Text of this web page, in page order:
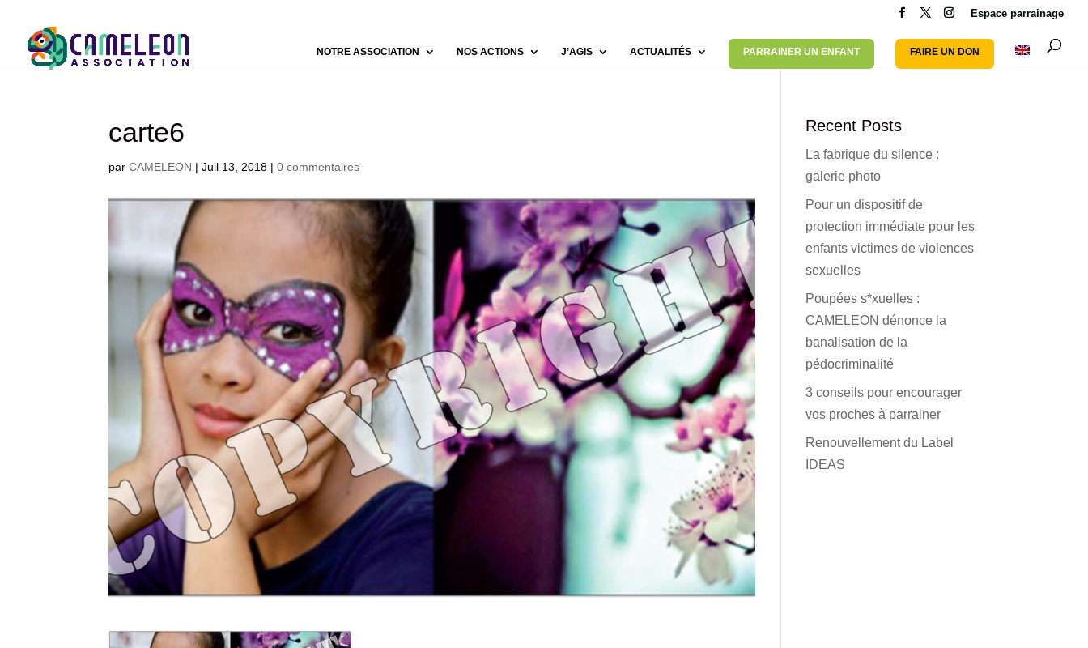
Espace parrainage
NOTRE ASSOCIATION NOS ACTIONS J’AGIS ACTUALITÉS PARRAINER UN ENFANT FAIRE UN DON
carte6
parCAMELEON |Juil 13, 2018 |0 commentaires
Recent Posts
La fabrique du silence :
galerie photo
Pour un dispositif de
protection immédiate pour les
enfants victimes de violences
sexuelles
Poupées s*xuelles :
CAMELEON dénonce la
banalisation de la
pédocriminalité
3 conseils pour encourager
vos proches à parrainer
Renouvellement du Label
IDEAS